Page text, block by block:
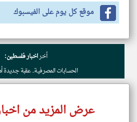
موقع كل يوم على الفيسبوك
أخراخبار فلسطين:
الحسابات المصرفية.. عقبة جديدة
عرض المزيد من